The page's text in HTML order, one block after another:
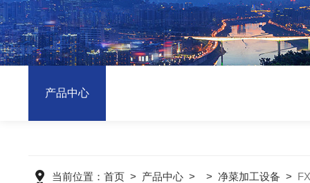
产品中心
当前位置： 首页> 产品中心> > 净菜加工设备 >